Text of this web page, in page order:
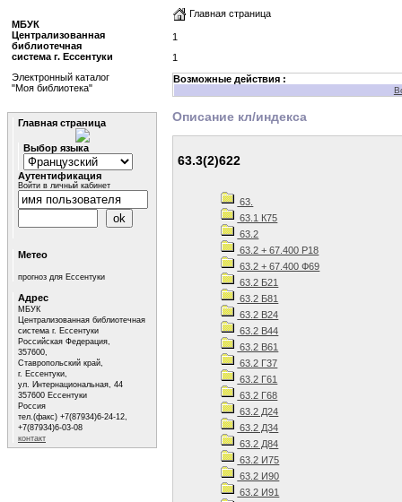
Главная страница
1
1
Возможные действия :
Описание кл/индекса
63.3(2)622
63.
63.1 К75
63.2
63.2 + 67.400 Р18
63.2 + 67.400 Ф69
63.2 Б21
63.2 Б81
63.2 В24
63.2 В44
63.2 В61
63.2 Г37
63.2 Г61
63.2 Г68
63.2 Д24
63.2 Д34
63.2 Д84
63.2 И75
63.2 И90
63.2 И91
МБУК
Централизованная
библиотечная
система г. Ессентуки
Электронный каталог
"Моя библиотека"
Главная страница
Выбор языка
Аутентификация
Войти в личный кабинет
Метео
прогноз для Ессентуки
Адрес
МБУК
Централизованная библиотечная
система г. Ессентуки
Российская Федерация,
357600,
Ставропольский край,
г. Ессентуки,
ул. Интернациональная, 44
357600 Ессентуки
Россия
тел.(факс) +7(87934)6-24-12,
+7(87934)6-03-08
контакт